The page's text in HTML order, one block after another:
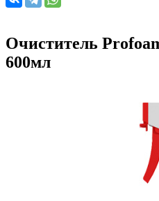
Очиститель
600мл